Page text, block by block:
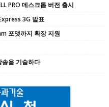
PRO 데스크톱 버전 출시
3G 발표
포맷까지 확장 지원
송을 기술하다